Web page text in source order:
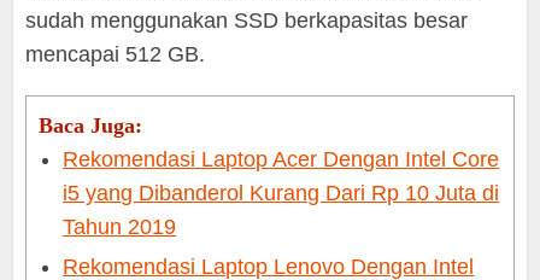
sudah menggunakan SSD berkapasitas besar
mencapai 512 GB.
Baca Juga:
Rekomendasi Laptop Acer Dengan Intel Core
i5 yang Dibanderol Kurang Dari Rp 10 Juta di
Tahun 2019
Rekomendasi Laptop Lenovo Dengan Intel